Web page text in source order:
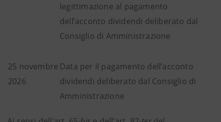
legittimazione al pagamento
dell’acconto dividendi deliberato dal
Consiglio di Amministrazione
25 novembre
2026
Data per il pagamento dell’acconto
dividendi deliberato dal Consiglio di
Amministrazione